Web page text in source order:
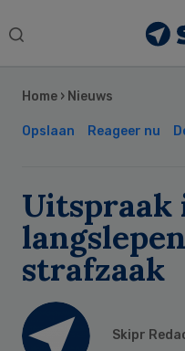
Search
Home › Nieuws
Opslaan Reageer nu
Uitspraak
strafzaak
Skipr
Sidebar